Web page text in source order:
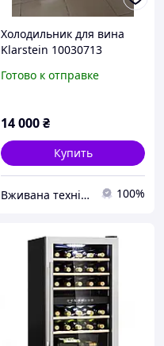
Холодильник для вина
Klarstein 10030713
винний холодильник,
Готово к отправке
14 000₴
Купить
Вживана техніка з Європи 100%